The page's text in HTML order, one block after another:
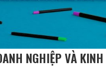
NGHIỆP VÀ